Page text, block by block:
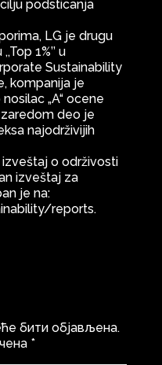
podsticanja
LG je drugu
1%’’ u
Sustainability
kompanija je
„A“ ocene
zaredom deo je
najodrživijih
o održivosti
izveštaj za
je na:
reports.
бити објављена.
*